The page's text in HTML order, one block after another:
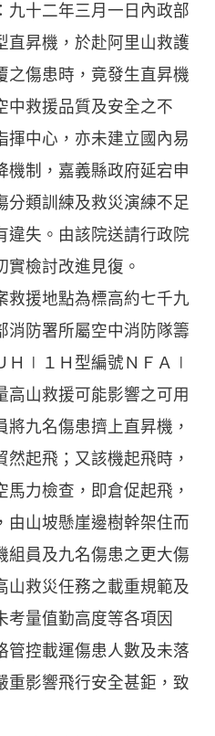
九十二年三月一日內政部
昇機，於赴阿里山救護
之傷患時，竟發生直昇機
中救援品質及安全之不
揮中心，亦未建立國內易
機制，嘉義縣政府延宕申
分類訓練及救災演練不足
違失。由該院送請行政院
檢討改進見復。
援地點為標高約七千九
消防署所屬空中消防隊籌
Ｈ∣１Ｈ型編號ＮＦＡ∣
高山救援可能影響之可用
九名傷患擠上直昇機，
起飛；又該機起飛時，
力檢查，即倉促起飛，
由山坡懸崖邊樹幹架住而
組員及九名傷患之更大傷
山救災任務之載重規範及
考量值勤高度等各項因
管控載運傷患人數及未落
重影響飛行安全甚鉅，致